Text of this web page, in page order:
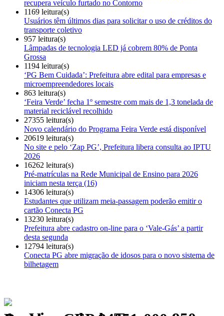
recupera veículo furtado no Contorno
1169 leitura(s)
Usuários têm últimos dias para solicitar o uso de créditos do
transporte coletivo
957 leitura(s)
Lâmpadas de tecnologia LED já cobrem 80% de Ponta
Grossa
1194 leitura(s)
‘PG Bem Cuidada’: Prefeitura abre edital para empresas e
microempreendedores locais
863 leitura(s)
‘Feira Verde’ fecha 1º semestre com mais de 1,3 tonelada de
material reciclável recolhido
27355 leitura(s)
Novo calendário do Programa Feira Verde está disponível
20619 leitura(s)
No site e pelo ‘Zap PG’, Prefeitura libera consulta ao IPTU
2026
16262 leitura(s)
Pré-matrículas na Rede Municipal de Ensino para 2026
iniciam nesta terça (16)
14306 leitura(s)
Estudantes que utilizam meia-passagem poderão emitir o
cartão Conecta PG
13230 leitura(s)
Prefeitura abre cadastro on-line para o ‘Vale-Gás’ a partir
desta segunda
12794 leitura(s)
Conecta PG abre migração de idosos para o novo sistema de
bilhetagem